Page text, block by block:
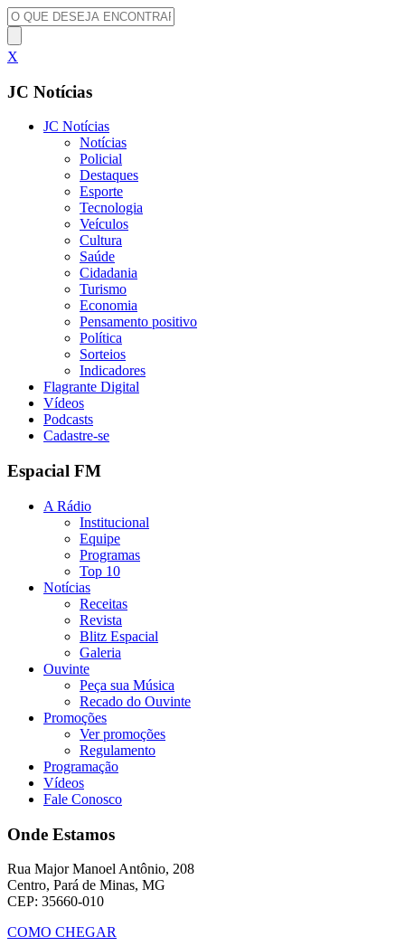
X
JC Notícias
JC Notícias
Notícias
Policial
Destaques
Esporte
Tecnologia
Veículos
Cultura
Saúde
Cidadania
Turismo
Economia
Pensamento positivo
Política
Sorteios
Indicadores
Flagrante Digital
Vídeos
Podcasts
Cadastre-se
Espacial FM
A Rádio
Institucional
Equipe
Programas
Top 10
Notícias
Receitas
Revista
Blitz Espacial
Galeria
Ouvinte
Peça sua Música
Recado do Ouvinte
Promoções
Ver promoções
Regulamento
Programação
Vídeos
Fale Conosco
Onde Estamos
Rua Major Manoel Antônio, 208
Centro, Pará de Minas, MG
CEP: 35660-010
COMO CHEGAR